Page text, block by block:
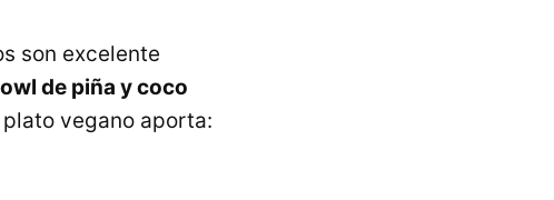
son excelente
de piña y coco
vegano aporta: